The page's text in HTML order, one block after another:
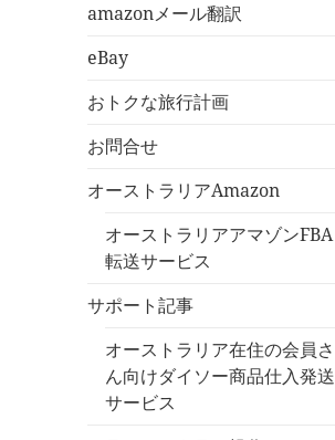
amazonメール翻訳
eBay
おトクな旅行計画
お問合せ
オーストラリアAmazon
オーストラリアアマゾンFBA
転送サービス
サポート記事
オーストラリア在住の会員さ
ん向けダイソー商品仕入発送
サービス